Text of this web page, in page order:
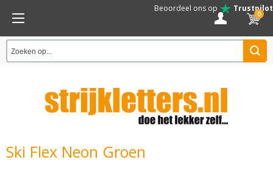
Beoordeel ons op Trustpilot
0
Ski Flex Neon Groen